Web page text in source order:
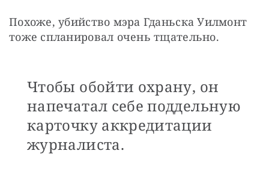
Похоже, убийство мэра Гданьска Уилмонт
тоже спланировал очень тщательно.
Чтобы обойти охрану, он
напечатал себе поддельную
карточку аккредитации
журналиста.